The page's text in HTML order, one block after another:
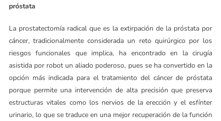
próstata
La prostatectomía radical que es la extirpación de la próstata por
cáncer, tradicionalmente considerada un reto quirúrgico por los
riesgos funcionales que implica, ha encontrado en la cirugía
asistida por robot un aliado poderoso, pues se ha convertido en la
opción más indicada para el tratamiento del cáncer de próstata
porque permite una intervención de alta precisión que preserva
estructuras vitales como los nervios de la erección y el esfínter
urinario, lo que se traduce en una mejor recuperación de la función